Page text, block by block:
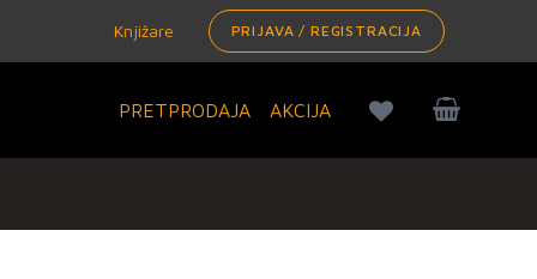
Knjižare PRIJAVA / REGISTRACIJA
PRETPRODAJA AKCIJA